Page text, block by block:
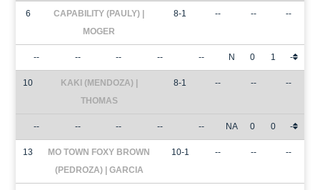
6
CAPABILITY (PAULY) |
MOGER
8-1 -- -- --
-- -- -- -- -- N 0 1 -
10
KAKI (MENDOZA) |
THOMAS
8-1 -- -- --
-- -- -- -- -- NA 0 0 -
13
MO TOWN FOXY BROWN
(PEDROZA) | GARCIA
10-1 -- -- --